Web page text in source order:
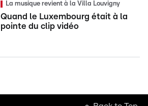
La musique revient à la Villa Louvigny
Quand le Luxembourg était à la
pointe du clip vidéo